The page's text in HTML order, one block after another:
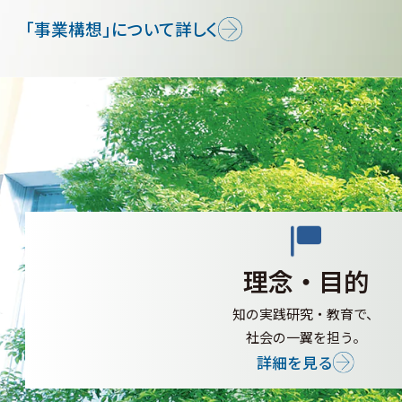
「事業構想」について詳しく
理念・目的
知の実践研究・教育で、
社会の一翼を担う。
詳細を見る